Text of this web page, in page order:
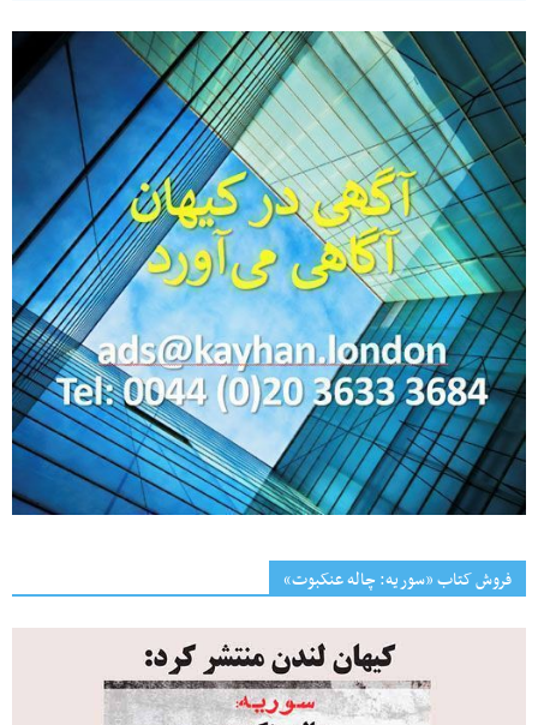
فروش کتاب «سوریه: چاله عنکبوت»